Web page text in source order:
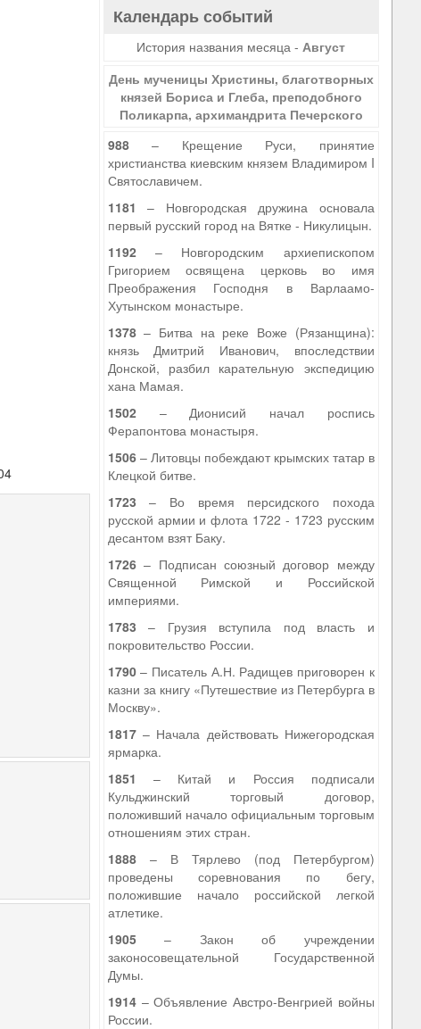
Календарь событий
История названия месяца -Август
День мученицы Христины, благотворных
князей Бориса и Глеба, преподобного
Поликарпа, архимандрита Печерского
988– Крещение Руси, принятие
христианства киевским князем Владимиром I
Святославичем.
1181 – Новгородская дружина основала
первый русский город на Вятке - Никулицын.
1192– Новгородским архиепископом
Григорием освящена церковь во имя
Преображения Господня в Варлаамо-
Хутынском монастыре.
1378– Битва на реке Воже (Рязанщина):
князь Дмитрий Иванович, впоследствии
Донской, разбил карательную экспедицию
хана Мамая.
1502– Дионисий начал роспись
Ферапонтова монастыря.
1506– Литовцы побеждают крымских татар в
Клецкой битве.
1723 – Во время персидского похода
русской армии и флота 1722 - 1723 русским
десантом взят Баку.
1726– Подписан союзный договор между
Священной Римской и Российской
империями.
1783 – Грузия вступила под власть и
покровительство России.
1790– Писатель А.Н. Радищев приговорен к
казни за книгу «Путешествие из Петербурга в
Москву».
1817– Начала действовать Нижегородская
ярмарка.
1851 – Китай и Россия подписали
Кульджинский торговый договор,
положивший начало официальным торговым
отношениям этих стран.
1888– В Тярлево (под Петербургом)
проведены соревнования по бегу,
положившие начало российской легкой
атлетике.
1905– Закон об учреждении
законосовещательной Государственной
Думы.
1914– Объявление Австро-Венгрией войны
России.